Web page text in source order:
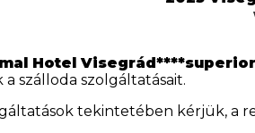
Hotel Visegrád****superior
szálloda szolgáltatásait.
tekintetében kérjük, a